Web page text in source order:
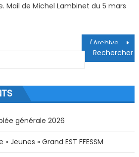
Mail de Michel Lambinet du 5 mars
l’article
générale 2026
Jeunes » Grand EST FFESSM